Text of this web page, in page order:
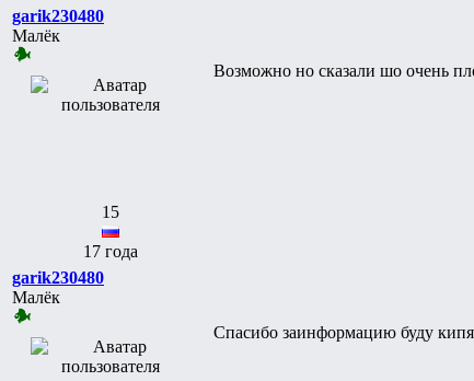
garik230480
Малёк
15
17 года
Возможно но сказали шо очень
garik230480
Малёк
Спасибо заинформацию буду